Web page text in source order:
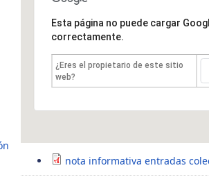
Esta página no puede cargar
correctamente.
¿Eres el propietario de este sitio
web?
nota informativa entradas